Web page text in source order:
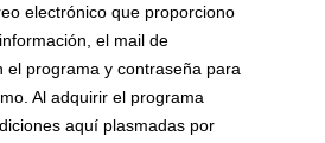
electrónico que proporciono
el mail de
el programa y contraseña para
Al adquirir el programa
aquí plasmadas por